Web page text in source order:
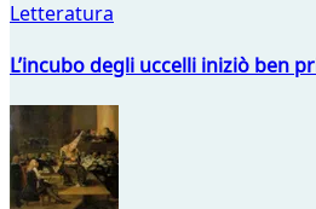
Letteratura
L’incubo degli uccelli iniziò ben